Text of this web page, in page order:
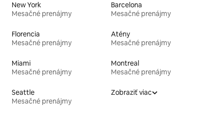
New York
Mesačné prenájmy
Barcelona
Mesačné prenájmy
Florencia
Mesačné prenájmy
Atény
Mesačné prenájmy
Miami
Mesačné prenájmy
Montreal
Mesačné prenájmy
Seattle
Mesačné prenájmy
Zobraziť viac